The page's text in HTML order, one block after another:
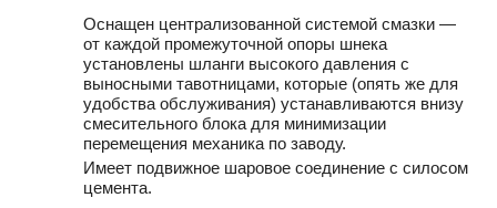
Оснащен централизованной системой смазки —
от каждой промежуточной опоры шнека
установлены шланги высокого давления с
выносными тавотницами, которые (опять же для
удобства обслуживания) устанавливаются внизу
смесительного блока для минимизации
перемещения механика по заводу.
Имеет подвижное шаровое соединение с силосом
цемента.